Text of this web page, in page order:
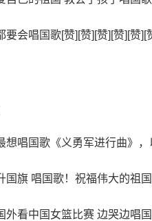
会唱国歌[赞][赞][赞][赞][赞][
唱国歌《义勇军进行曲》，
国旗 唱国歌！祝福伟大的祖
外看中国女篮比赛 边哭边唱